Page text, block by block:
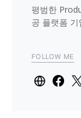
평범한
공 플랫폼
FOLLOW ME